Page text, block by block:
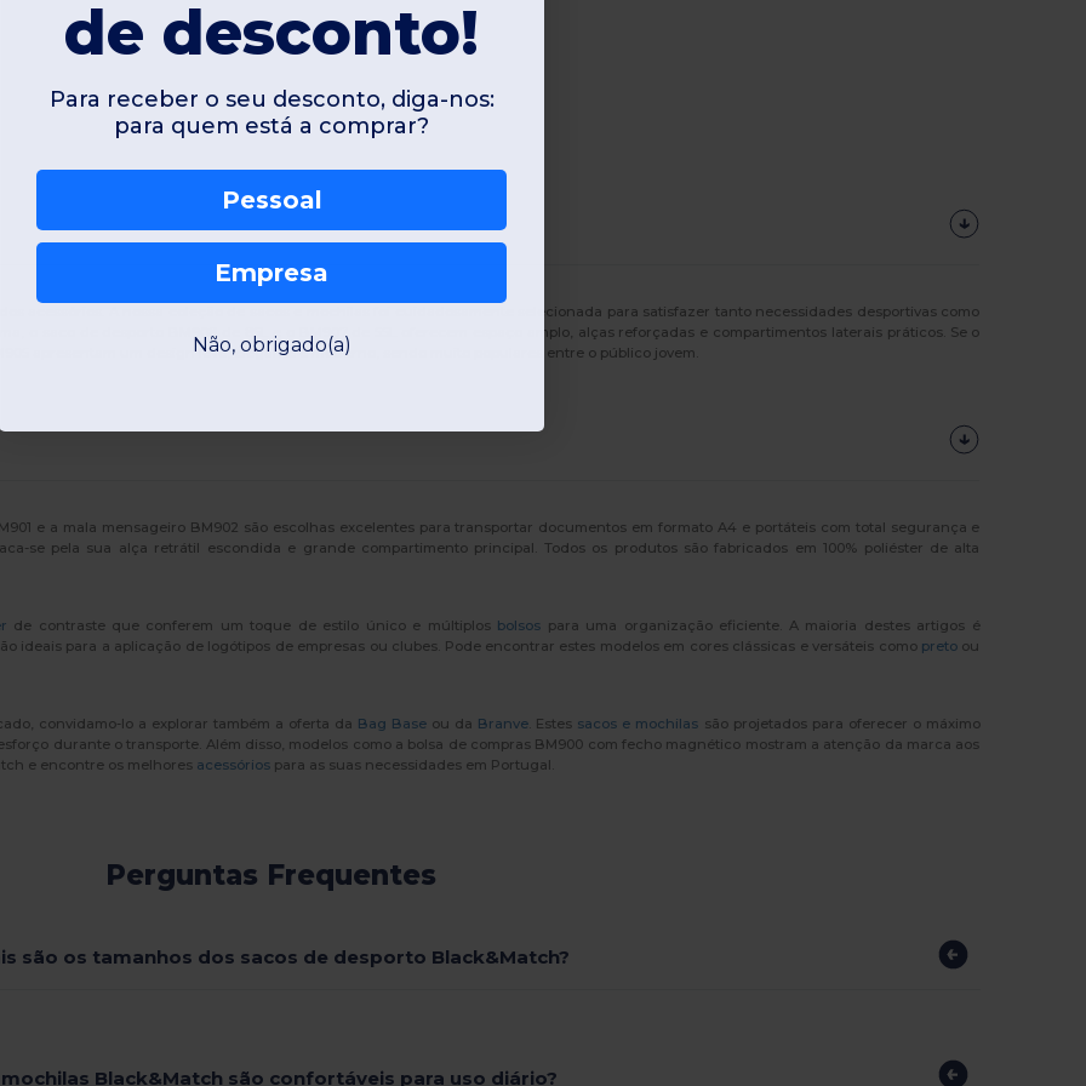
acessórios. A nossa coleção de sacos e mochilas foi cuidadosamente selecionada para satisfazer tanto necessidades desportivas como
o saco de desporto BM908 de 85L e o BM907 de 55L oferecem espaço amplo, alças reforçadas e compartimentos laterais práticos. Se o
apresentam um design leve, elegante e moderno, sendo muito populares entre o público jovem.
e a mala mensageiro BM902 são escolhas excelentes para transportar documentos em formato A4 e portáteis com total segurança e
se pela sua alça retrátil escondida e grande compartimento principal. Todos os produtos são fabricados em 100% poliéster de alta
de contraste que conferem um toque de estilo único e múltiplos bolsos para uma organização eficiente. A maioria destes artigos é
ideais para a aplicação de logótipos de empresas ou clubes. Pode encontrar estes modelos em cores clássicas e versáteis como preto ou
convidamo-lo a explorar também a oferta da Bag Base ou da Branve . Estes sacos e mochilas são projetados para oferecer o máximo
durante o transporte. Além disso, modelos como a bolsa de compras BM900 com fecho magnético mostram a atenção da marca aos
e encontre os melhores acessórios para as suas necessidades em Portugal.
Perguntas Frequentes
são os tamanhos dos sacos de desporto Black&Match?
mochilas Black&Match são confortáveis para uso diário?
de desconto!
Para receber o seu desconto, diga-nos:
para quem está a comprar?
Pessoal
Empresa
Não, obrigado(a)